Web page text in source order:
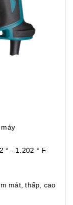
° - 1.202 ° F
mát, thấp, cao